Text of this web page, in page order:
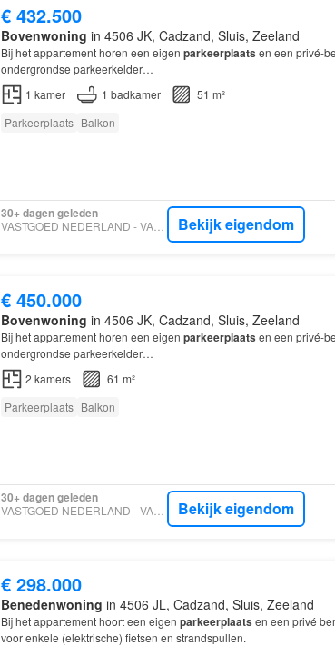
€ 432.500
Bovenwoning in 4506 JK, Cadzand, Sluis, Zeeland
Bij het appartement horen een eigen parkeerplaats en een privé-
ondergrondse parkeerkelder…
1 kamer 1 badkamer
51 m²
Parkeerplaats Balkon
30+ dagen geleden
VASTGOED NEDERLAND - VAN AKKER MAKELAARS Bekijk eigendom
€ 450.000
Bovenwoning in 4506 JK, Cadzand, Sluis, Zeeland
Bij het appartement horen een eigen parkeerplaats en een privé-
ondergrondse parkeerkelder…
2 kamers
61 m²
Parkeerplaats Balkon
30+ dagen geleden
VASTGOED NEDERLAND - VAN AKKER MAKELAARS Bekijk eigendom
€ 298.000
Benedenwoning in 4506 JL, Cadzand, Sluis, Zeeland
Bij het appartement hoort een eigen parkeerplaats en een privé
voor enkele (elektrische) fietsen en strandspullen.